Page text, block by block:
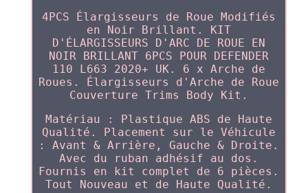
4PCS Élargisseurs de Roue Modifiés
en Noir Brillant. KIT
D'ÉLARGISSEURS D'ARC DE ROUE EN
NOIR BRILLANT 6PCS POUR DEFENDER
110 L663 2020+ UK. 6 x Arche de
Roues. Élargisseurs d'Arche de Roue
Couverture Trims Body Kit.
Matériau : Plastique ABS de Haute
Qualité. Placement sur le Véhicule
: Avant & Arrière, Gauche & Droite.
Avec du ruban adhésif au dos.
Fournis en kit complet de 6 pièces.
Tout Nouveau et de Haute Qualité.